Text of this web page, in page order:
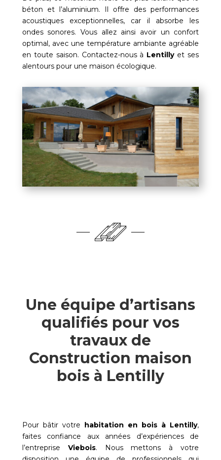
béton et l’aluminium. Il offre des performances
acoustiques exceptionnelles, car il absorbe les
ondes sonores. Vous allez ainsi avoir un confort
optimal, avec une température ambiante agréable
en toute saison. Contactez-nous à Lentillyet ses
alentours pour une maison écologique.
Une équipe d’artisans
qualifiés pour vos
travaux de
Construction maison
bois à Lentilly
Pour bâtir votre habitation en bois à Lentilly,
faites confiance aux années d’expériences de
l’entreprise Viebois. Nous mettons à votre